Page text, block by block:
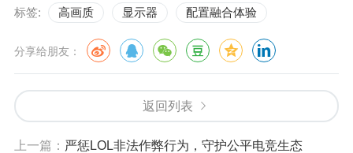
标签: 高画质 显示器 配置融合体验
分享给朋友：
返回列表
上一篇： 严惩LOL非法作弊行为，守护公平电竞生态